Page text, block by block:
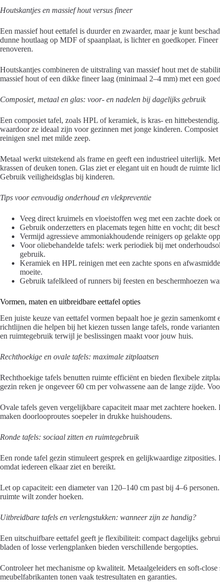
Houtskantjes en massief hout versus fineer
Een massief hout eettafel is duurder en zwaarder, maar je kunt
dunne houtlaag op MDF of spaanplaat, is lichter en goedkoper.
renoveren.
Houtskantjes combineren de uitstraling van massief hout met de
massief hout of een dikke fineer laag (minimaal 2–4 mm) met een
Composiet, metaal en glas: voor- en nadelen bij dagelijks gebruik
Een composiet tafel, zoals HPL of keramiek, is kras- en
waardoor ze ideaal zijn voor gezinnen met jonge kinderen.
reinigen snel met milde zeep.
Metaal werkt uitstekend als frame en geeft een industrieel uiterlijk.
krassen of deuken tonen. Glas ziet er elegant uit en houdt de ruimte
Gebruik veiligheidsglas bij kinderen.
Tips voor eenvoudig onderhoud en vlekpreventie
Veeg direct kruimels en vloeistoffen weg met een zachte doek
Gebruik onderzetters en placemats tegen hitte en vocht; dit
Vermijd agressieve ammoniakhoudende reinigers op gelakte
Voor oliebehandelde tafels: werk periodiek bij met
gebruik.
Keramiek en HPL reinigen met een zachte spons en
moeite.
Gebruik tafelkleed of runners bij feesten en beschermhoezen
Vormen, maten en uitbreidbare eettafel opties
Een juiste keuze van eettafel vormen bepaalt hoe je gezin
richtlijnen die helpen bij het kiezen tussen lange tafels, ronde
en ruimtegebruik terwijl je beslissingen maakt voor jouw huis.
Rechthoekige en ovale tafels: maximale zitplaatsen
Rechthoekige tafels benutten ruimte efficiënt en bieden flexibele
gezin reken je ongeveer 60 cm per volwassene aan de lange zijde.
Ovale tafels geven vergelijkbare capaciteit maar met zachtere
maken doorlooproutes soepeler in drukke huishoudens.
Ronde tafels: sociaal zitten en ruimtegebruik
Een ronde tafel gezin stimuleert gesprek en gelijkwaardige
omdat iedereen elkaar ziet en bereikt.
Let op capaciteit: een diameter van 120–140 cm past bij 4–6
ruimte wilt zonder hoeken.
Uitbreidbare tafels en verlengstukken: wanneer zijn ze handig?
Een uitschuifbare eettafel geeft je flexibiliteit: compact dagelijks
bladen of losse verlengplanken bieden verschillende bergopties.
Controleer het mechanisme op kwaliteit. Metaalgeleiders en soft-
meubelfabrikanten tonen vaak testresultaten en garanties.